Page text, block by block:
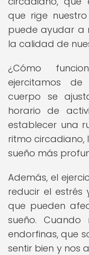
que rige
puede ayudar a
la calidad de
¿Cómo
ejercitamos
cuerpo se
horario de
establecer una
ritmo circadiano,
sueño más
Además, el
reducir el
que pueden
sueño. Cuando
endorfinas, que
sentir bien y nos